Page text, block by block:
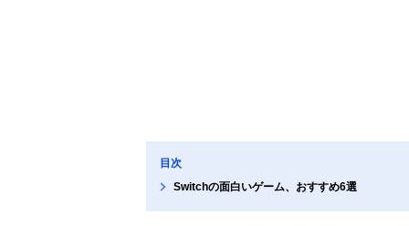
目次
Switchの面白いゲーム、おすすめ6選